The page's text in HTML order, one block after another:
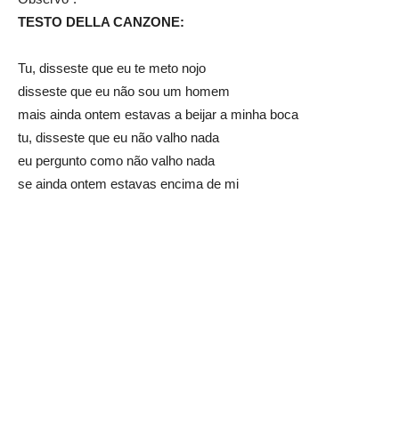
TESTO DELLA CANZONE:
Tu, disseste que eu te meto nojo
disseste que eu não sou um homem
mais ainda ontem estavas a beijar a minha boca
tu, disseste que eu não valho nada
eu pergunto como não valho nada
se ainda ontem estavas encima de mi